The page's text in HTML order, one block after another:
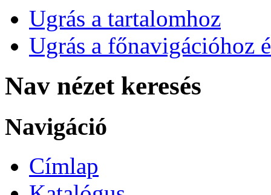
Ugrás a tartalomhoz
Ugrás a főnavigációhoz
Nav nézet keresés
Navigáció
Címlap